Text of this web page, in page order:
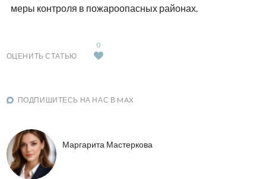
меры контроля в пожароопасных районах.
ОЦЕНИТЬ СТАТЬЮ
0
ПОДПИШИТЕСЬ НА НАС В MAX
Маргарита Мастеркова